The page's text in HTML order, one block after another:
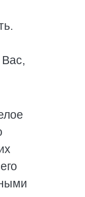
Вас,